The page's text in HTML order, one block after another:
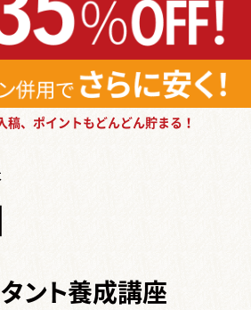
稿、ポイントもどんどん貯まる！
ント養成講座